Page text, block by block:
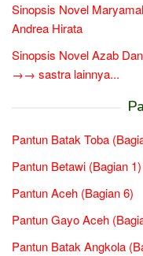
Sinopsis Novel
Andrea Hirata
Sinopsis Novel Azab
→→ sastra lainnya...
Pantun Batak Toba
Pantun Betawi (Bagian 1)
Pantun Aceh (Bagian 6)
Pantun Gayo Aceh
Pantun Batak Angkola